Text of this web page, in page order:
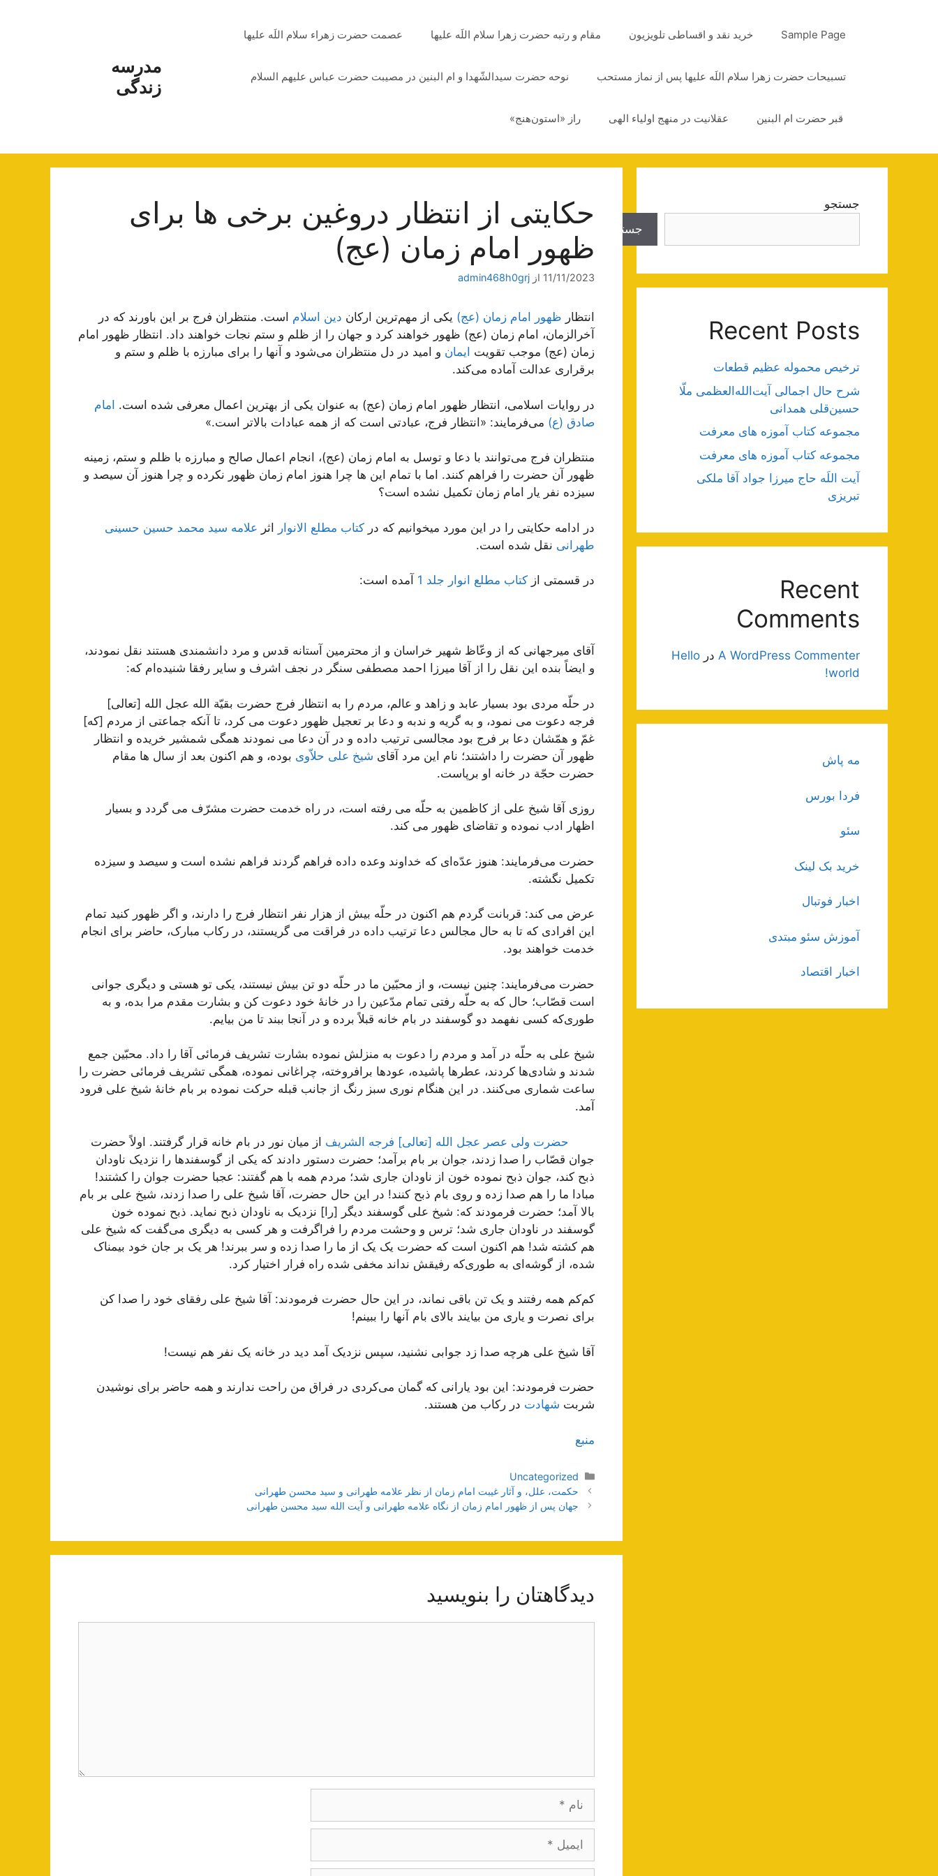
مدرسه
زندگی
Sample Page خرید نقد و اقساطی تلویزیون مقام و رتبه حضرت زهرا سلام اللَه علیها عصمت حضرت زهراء سلام اللَه علیها
تسبیحات حضرت زهرا سلام اللَه علیها پس از نماز مستحب نوحه حضرت سیدالشّهدا و ام البنین در مصیبت حضرت عباس علیهم السلام
قبر حضرت ام البنین عقلانیت در منهج اولیاء الهی راز «استون‌هنج»
حکایتی از انتظار دروغین برخی ها برای
ظهور امام زمان (عج)
11/11/2023 از admin468h0grj
انتظار ظهور امام زمان (عج) یکی از مهم‌ترین ارکان دین اسلام است. منتظران فرج بر این باورند که در
آخرالزمان، امام زمان (عج) ظهور خواهند کرد و جهان را از ظلم و ستم نجات خواهند داد. انتظار ظهور امام
زمان (عج) موجب تقویت ایمان و امید در دل منتظران می‌شود و آنها را برای مبارزه با ظلم و ستم و
برقراری عدالت آماده می‌کند.
در روایات اسلامی، انتظار ظهور امام زمان (عج) به عنوان یکی از بهترین اعمال معرفی شده است. امام
صادق (ع) می‌فرمایند: «انتظار فرج، عبادتی است که از همه عبادات بالاتر است.»
منتظران فرج می‌توانند با دعا و توسل به امام زمان (عج)، انجام اعمال صالح و مبارزه با ظلم و ستم، زمینه
ظهور آن حضرت را فراهم کنند. اما با تمام این ها چرا هنوز امام زمان ظهور نکرده و چرا هنوز آن سیصد و
سیزده نفر یار امام زمان تکمیل نشده است؟
در ادامه حکایتی را در این مورد میخوانیم که در کتاب مطلع الانوار اثر علامه سید محمد حسین حسینی
طهرانی نقل شده است.
در قسمتی از کتاب مطلع انوار جلد 1 آمده است:
آقای میرجهانی که از وعّاظ شهیر خراسان و از محترمین آستانه قدس و مرد دانشمندی هستند نقل نمودند،
و ایضاً بنده این نقل را از آقا میرزا احمد مصطفی سنگر در نجف اشرف و سایر رفقا شنیده‌ام که:
در حلّه مردی بود بسیار عابد و زاهد و عالم، مردم را به انتظار فرج حضرت بقیّة الله عجل الله [تعالی]
فرجه دعوت می نمود، و به گریه و ندبه و دعا بر تعجیل ظهور دعوت می کرد، تا آنکه جماعتی از مردم [که]
غمّ و همّشان دعا بر فرج بود مجالسی ترتیب داده و در آن دعا می نمودند همگی شمشیر خریده و انتظار
ظهور آن حضرت را داشتند؛ نام این مرد آقای شیخ علی حلاّوی بوده، و هم اکنون بعد از سال ها مقام
حضرت حجّة در خانه او برپاست.
روزی آقا شیخ علی از کاظمین به حلّه می رفته است، در راه خدمت حضرت مشرّف می گردد و بسیار
اظهار ادب نموده و تقاضای ظهور می کند.
حضرت می‌فرمایند: هنوز عدّه‌ای که خداوند وعده داده فراهم گردند فراهم نشده است و سیصد و سیزده
تکمیل نگشته.
عرض می کند: قربانت گردم هم اکنون در حلّه بیش از هزار نفر انتظار فرج را دارند، و اگر ظهور کنید تمام
این افرادی که تا به حال مجالس دعا ترتیب داده در فراقت می گریستند، در رکاب مبارک، حاضر برای انجام
خدمت خواهند بود.
حضرت می‌فرمایند: چنین نیست، و از محبّین ما در حلّه دو تن بیش نیستند، یکی تو هستی و دیگری جوانی
است قصّاب؛ حال که به حلّه رفتی تمام مدّعین را در خانۀ خود دعوت کن و بشارت مقدم مرا بده، و به
طوری‌که کسی نفهمد دو گوسفند در بام خانه قبلاً برده و در آنجا ببند تا من بیایم.
شیخ علی به حلّه در آمد و مردم را دعوت به منزلش نموده بشارت تشریف فرمائی آقا را داد. محبّین جمع
شدند و شادی‌ها کردند، عطرها پاشیده، عودها برافروخته، چراغانی نموده، همگی تشریف فرمائی حضرت را
ساعت شماری می‌کنند. در این هنگام نوری سبز رنگ از جانب قبله حرکت نموده بر بام خانۀ شیخ علی فرود
آمد.
حضرت ولی عصر عجل الله [تعالی] فرجه الشریف از میان نور در بام خانه قرار گرفتند. اولاً حضرت
جوان قصّاب را صدا زدند، جوان بر بام برآمد؛ حضرت دستور دادند که یکی از گوسفند‌ها را نزدیک ناودان
ذبح کند، جوان ذبح نموده خون از ناودان جاری شد؛ مردم همه با هم گفتند: عجبا حضرت جوان را کشتند!
مبادا ما را هم صدا زده و روی بام ذبح کنند! در این حال حضرت، آقا شیخ علی را صدا زدند، شیخ علی بر بام
بالا آمد؛ حضرت فرمودند که: شیخ علی گوسفند دیگر [را] نزدیک به ناودان ذبح نماید. ذبح نموده خون
گوسفند در ناودان جاری شد؛ ترس و وحشت مردم را فراگرفت و هر کسی به دیگری می‌گفت که شیخ علی
هم کشته شد! هم اکنون است که حضرت یک یک از ما را صدا زده و سر ببرند! هر یک بر جان خود بیمناک
شده، از گوشه‌ای به طوری‌که رفیقش نداند مخفی شده راه فرار اختیار کرد.
کم‌کم همه رفتند و یک تن باقی نماند، در این حال حضرت فرمودند: آقا شیخ علی رفقای خود را صدا کن
برای نصرت و یاری من بیایند بالای بام آنها را ببینم!
آقا شیخ علی هرچه صدا زد جوابی نشنید، سپس نزدیک آمد دید در خانه یک نفر هم نیست!
حضرت فرمودند: این بود یارانی که گمان می‌کردی در فراق من راحت ندارند و همه حاضر برای نوشیدن
شربت شهادت در رکاب من هستند.
منبع
دسته‌ها
Uncategorized
ناوبری
نوشته‌ها
حکمت، علل، و آثار غیبت امام زمان از نظر علامه طهرانی و سید محسن طهرانی
جهان پس از ظهور امام زمان از نگاه علامه طهرانی و آیت الله سید محسن طهرانی
دیدگاهتان را بنویسید
جستجو
جستجو
Recent Posts
ترخیص محموله عظیم قطعات
شرح حال اجمالی آیت‌الله‌العظمی ملّا
حسین‌قلی همدانی
مجموعه کتاب آموزه های معرفت
مجموعه کتاب آموزه های معرفت
آیت اللَه حاج میرزا جواد آقا ملکی
تبریزی
Recent
Comments
A WordPress Commenter در Hello
world!
مه پاش
فردا بورس
سئو
خرید بک لینک
اخبار فوتبال
آموزش سئو مبتدی
اخبار اقتصاد